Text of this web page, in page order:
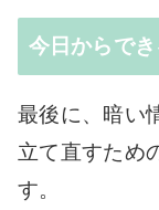
今日からで
最後に、暗い
立て直すため
す。